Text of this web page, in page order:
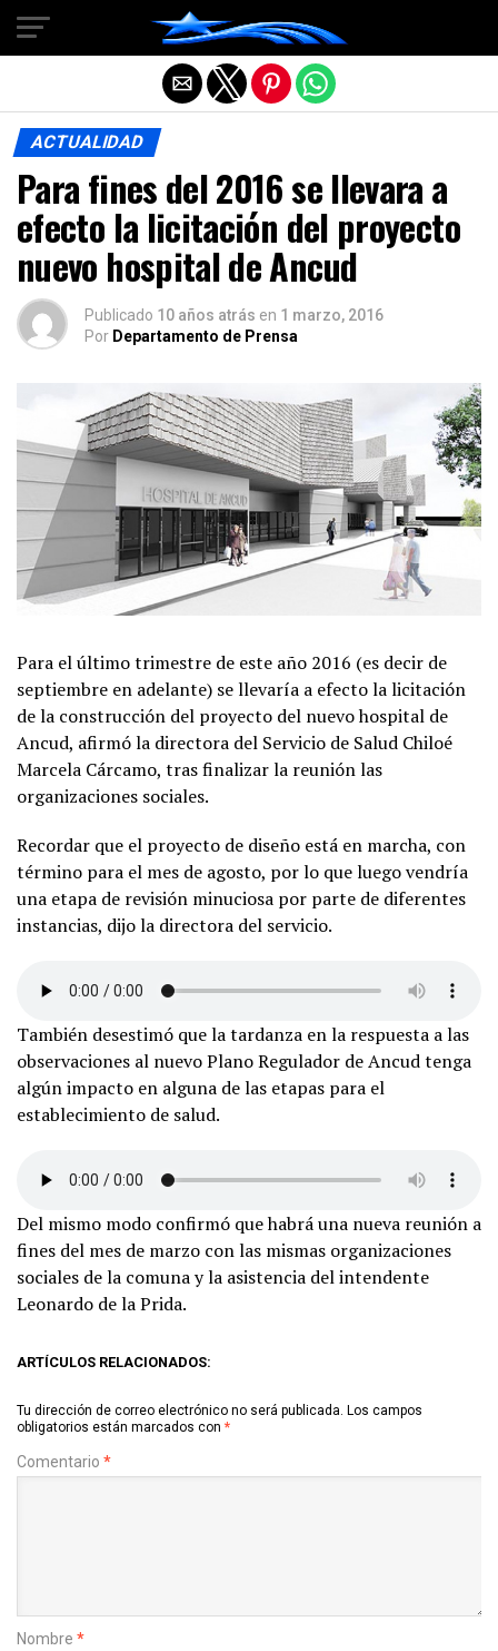
ACTUALIDAD
Para fines del 2016 se llevara a
efecto la licitación del proyecto
nuevo hospital de Ancud
Publicado 10 años atrás en 1 marzo, 2016
Por Departamento de Prensa
Para el último trimestre de este año 2016 (es decir de
septiembre en adelante) se llevaría a efecto la licitación
de la construcción del proyecto del nuevo hospital de
Ancud, afirmó la directora del Servicio de Salud Chiloé
Marcela Cárcamo, tras finalizar la reunión las
organizaciones sociales.
Recordar que el proyecto de diseño está en marcha, con
término para el mes de agosto, por lo que luego vendría
una etapa de revisión minuciosa por parte de diferentes
instancias, dijo la directora del servicio.
También desestimó que la tardanza en la respuesta a las
observaciones al nuevo Plano Regulador de Ancud tenga
algún impacto en alguna de las etapas para el
establecimiento de salud.
Del mismo modo confirmó que habrá una nueva reunión a
fines del mes de marzo con las mismas organizaciones
sociales de la comuna y la asistencia del intendente
Leonardo de la Prida.
ARTÍCULOS RELACIONADOS:
Tu dirección de correo electrónico no será publicada. Los campos
obligatorios están marcados con *
Comentario *
Nombre *
Salir de la versión móvil